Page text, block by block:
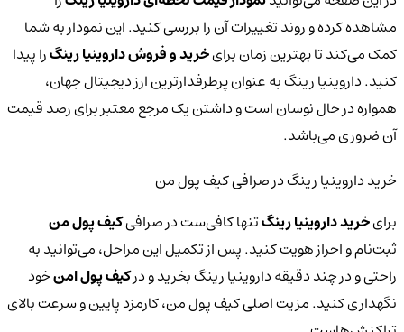
مشاهده کرده و روند تغییرات آن را بررسی کنید. این نمودار به شما
کمک می‌کند تا بهترین زمان برایخرید و فروش داروینیا رینگرا پیدا
کنید. داروینیا رینگ به عنوان پرطرفدارترین ارز دیجیتال جهان،
همواره در حال نوسان است و داشتن یک مرجع معتبر برای رصد قیمت
آن ضروری می‌باشد.
خرید داروینیا رینگ در صرافی کیف پول من
برایخرید داروینیا رینگتنها کافی‌ست در صرافیکیف پول من
ثبت‌نام و احراز هویت کنید. پس از تکمیل این مراحل، می‌توانید به
راحتی و در چند دقیقه داروینیا رینگ بخرید و درکیف پول امنخود
نگهداری کنید. مزیت اصلی کیف پول من، کارمزد پایین و سرعت بالای